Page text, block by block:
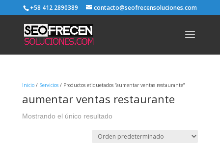
+58 412 2890389 contacto@seofrecensoluciones.com
Inicio/ Servicios/ Productos etiquetados “aumentar ventas restaurante”
aumentar ventas restaurante
Mostrando el único resultado